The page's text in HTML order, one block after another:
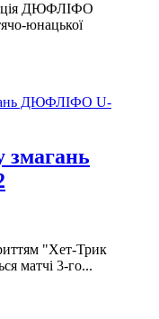
ДЮФЛІФО
юнацької
змагань
"Хет-Трик
матчі 3-го...